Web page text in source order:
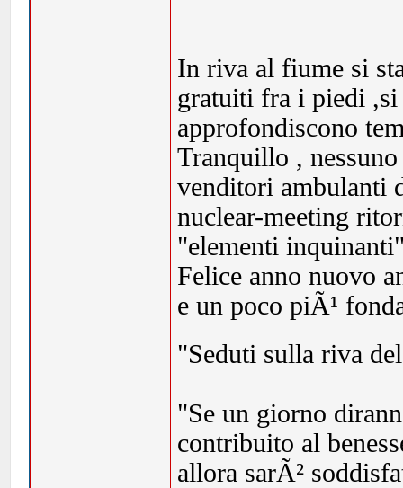
In riva al fiume si
gratuiti fra i piedi
approfondiscono
Tranquillo ,
venditori ambulanti
nuclear-meeting
"elementi
Felice anno nuovo
e un poco piÃ¹
"Seduti sulla riva
"Se un giorno
contribuito al
allora sarÃ²